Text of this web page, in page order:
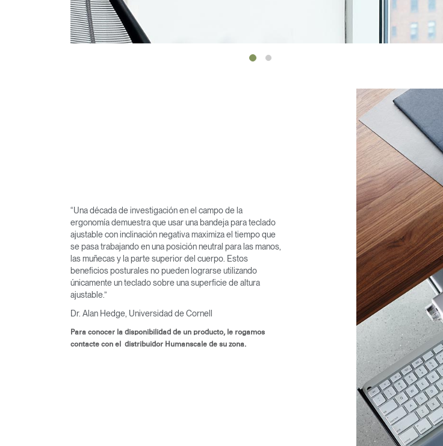
“Una década de investigación en el campo de la
ergonomía demuestra que usar una bandeja para teclado
ajustable con inclinación negativa maximiza el tiempo que
se pasa trabajando en una posición neutral para las manos,
las muñecas y la parte superior del cuerpo. Estos
beneficios posturales no pueden lograrse utilizando
únicamente un teclado sobre una superficie de altura
ajustable.”
Dr. Alan Hedge, Universidad de Cornell
Para conocer la disponibilidad de un producto, le rogamos
contacte con el distribuidor Humanscale de su zona.